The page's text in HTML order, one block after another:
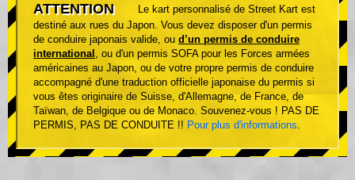
ATTENTION
Le kart personnalisé de Street Kart est
destiné aux rues du Japon. Vous devez disposer d'un permis
de conduire japonais valide, ou d’un permis de conduire
international , ou d'un permis SOFA pour les Forces armées
américaines au Japon, ou de votre propre permis de conduire
accompagné d'une traduction officielle japonaise du permis si
vous êtes originaire de Suisse, d'Allemagne, de France, de
Taïwan, de Belgique ou de Monaco. Souvenez-vous ! PAS DE
PERMIS, PAS DE CONDUITE !! Pour plus d'informations.